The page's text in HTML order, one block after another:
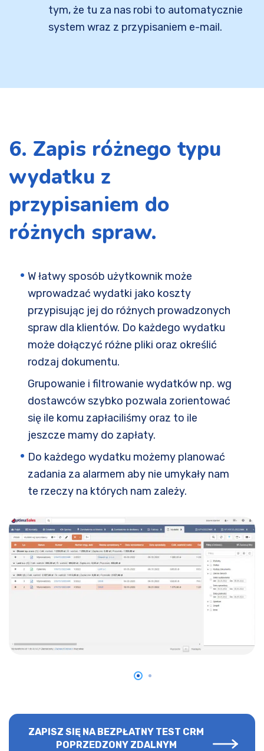
tym, że tu za nas robi to automatycznie
system wraz z przypisaniem e-mail.
6. Zapis różnego typu
wydatku z
przypisaniem do
różnych spraw.
W łatwy sposób użytkownik może
wprowadzać wydatki jako koszty
przypisując jej do różnych prowadzonych
spraw dla klientów. Do każdego wydatku
może dołączyć różne pliki oraz określić
rodzaj dokumentu.
Grupowanie i filtrowanie wydatków np. wg
dostawców szybko pozwala zorientować
się ile komu zapłaciliśmy oraz to ile
jeszcze mamy do zapłaty.
Do każdego wydatku możemy planować
zadania za alarmem aby nie umykały nam
te rzeczy na których nam zależy.
ZAPISZ SIĘ NA BEZPŁATNY TEST CRM
POPRZEDZONY ZDALNYM